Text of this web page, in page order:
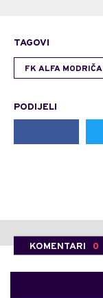
TAGOVI
FK ALFA MODRIČA
PODIJELI
KOMENTARI 0